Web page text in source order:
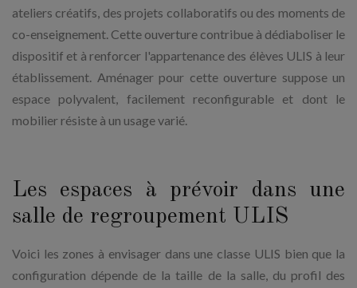
ateliers créatifs, des projets collaboratifs ou des moments de
co-enseignement. Cette ouverture contribue à dédiaboliser le
dispositif et à renforcer l'appartenance des élèves ULIS à leur
établissement. Aménager pour cette ouverture suppose un
espace polyvalent, facilement reconfigurable et dont le
mobilier résiste à un usage varié.
Les espaces à prévoir dans une
salle de regroupement ULIS
Voici les zones à envisager dans une classe ULIS bien que la
configuration dépende de la taille de la salle, du profil des